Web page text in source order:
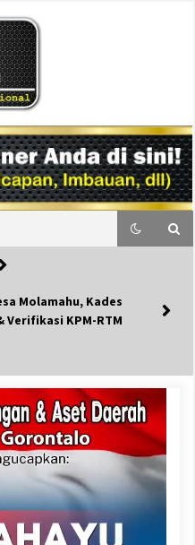
Molamahu, Kades
Verifikasi KPM-RTM